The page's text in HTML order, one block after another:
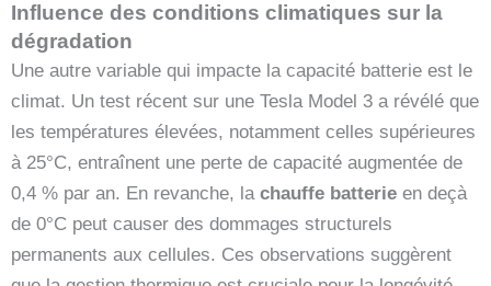
Influence des conditions climatiques sur la
dégradation
Une autre variable qui impacte la capacité batterie est le
climat. Un test récent sur une Tesla Model 3 a révélé que
les températures élevées, notamment celles supérieures
à 25°C, entraînent une perte de capacité augmentée de
0,4 % par an. En revanche, la chauffe batterie en deçà
de 0°C peut causer des dommages structurels
permanents aux cellules. Ces observations suggèrent